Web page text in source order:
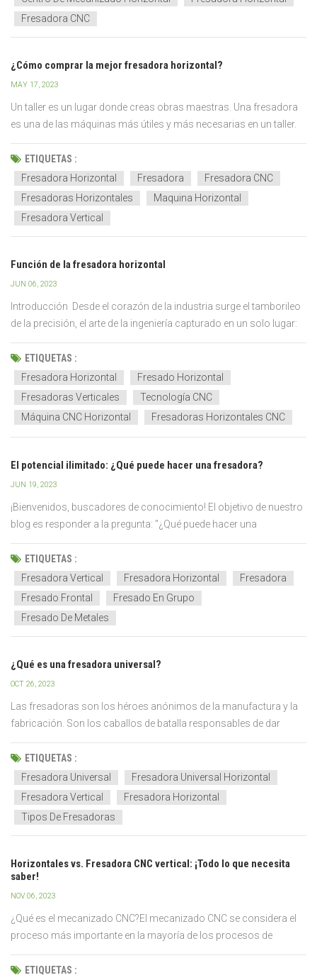
descri...
Fresadora CNC
¿Cómo comprar la mejor fresadora horizontal?
MAY 17, 2023
Un taller es un lugar donde creas obras maestras. Una fresadora
es una de las máquinas más útiles y más necesarias en un taller.
Las fresadoras son máquinas versátiles que se utilizan
comúnmente en talleres para una variedad de propósitos. Están
acostumbrados a crear formas complejas, piezas de prec...
ETIQUETAS :
Fresadora Horizontal
Fresadora
Fresadora CNC
Fresadoras Horizontales
Maquina Horizontal
Fresadora Vertical
Función de la fresadora horizontal
JUN 06, 2023
Introducción Desde el corazón de la industria surge el tamborileo
de la precisión, el arte de la ingeniería capturado en un solo lugar:
la fresadora horizontal. Estos engranajes vitales en la maquinaria
de fabricación a menudo pasan desapercibidos, pero sus
contribuciones son inmensas.&nb...
ETIQUETAS :
Fresadora Horizontal
Fresado Horizontal
Fresadoras Verticales
Tecnología CNC
Máquina CNC Horizontal
Fresadoras Horizontales CNC
El potencial ilimitado: ¿Qué puede hacer una fresadora?
JUN 19, 2023
¡Bienvenidos, buscadores de conocimiento! El objetivo de nuestro
blog es responder a la pregunta: "¿Qué puede hacer una
fresadora?" Este viaje arrojará luz sobre las vastas capacidades
de las fresadoras. La búsqueda nos llevará desde tareas básicas
hasta operaciones complejas. Este blog tiene como o...
ETIQUETAS :
Fresadora Vertical
Fresadora Horizontal
Fresadora
Fresado Frontal
Fresado En Grupo
Fresado De Metales
¿Qué es una fresadora universal?
OCT 26, 2023
Las fresadoras son los héroes anónimos de la manufactura y la
fabricación. Son los caballos de batalla responsables de dar
forma y transformar las materias primas en innumerables
productos que utilizamos a diario, desde componentes de
precisión en el sector aeroespacial h...
ETIQUETAS :
Fresadora Universal
Fresadora Universal Horizontal
Fresadora Vertical
Fresadora Horizontal
Tipos De Fresadoras
Horizontales vs. Fresadora CNC vertical: ¡Todo lo que necesita
saber!
NOV 06, 2023
¿Qué es el mecanizado CNC?El mecanizado CNC se considera el
proceso más importante en la mayoría de los procesos de
fabricación, independientemente de la industria o región del
mundo. Los diferentes tipos de máquinas y herramientas CNC
ETIQUETAS :